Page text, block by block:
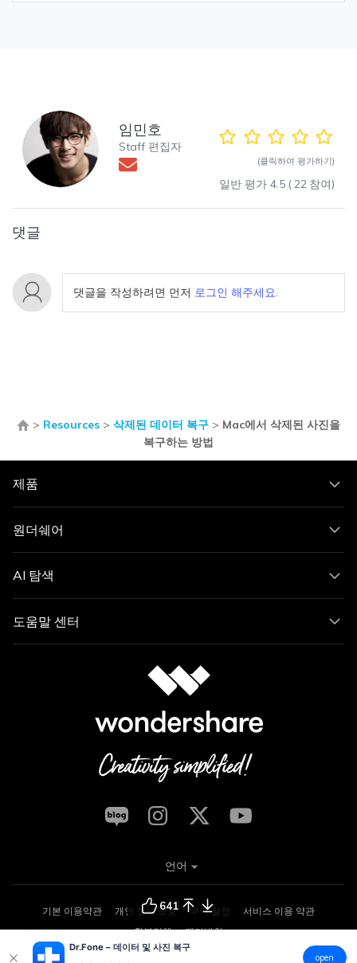
임민호
Staff 편집자
(클릭하여 평가하기)
일반 평가 4.5 (22 참여)
댓글
댓글을 작성하려면 먼저 로그인 해주세요.
> Resources > 삭제된 데이터 복구 > Mac에서 삭제된 사진을
복구하는 방법
641
제품
원더쉐어
AI 탐색
도움말 센터
기본 이용약관 개인 정보 보호 쿠키 설정
서비스 이용 약관
환불정책
제거방침
Copyright © 2026 Wondershare. All rights reserved.
언어
Dr.Fone – 데이터 및 사진 복구
open